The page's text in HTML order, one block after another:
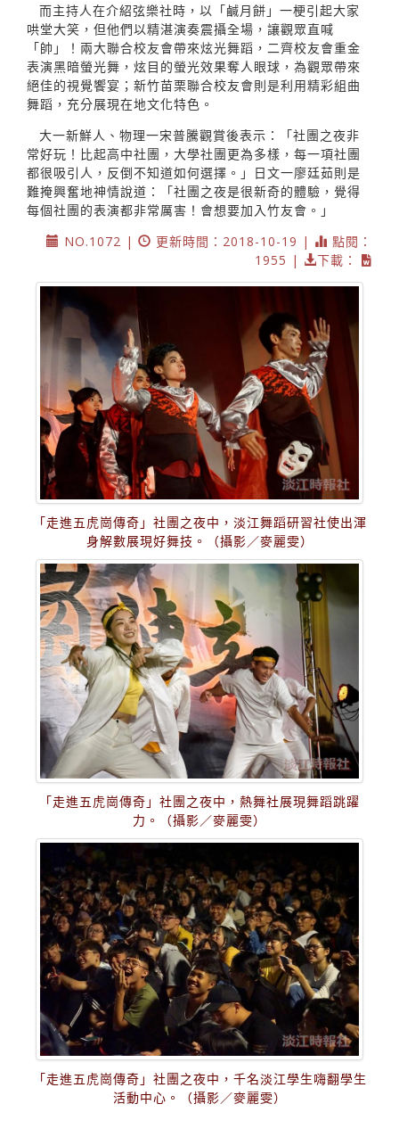
而主持人在介紹弦樂社時，以「鹹月餅」一梗引起大家
哄堂大笑，但他們以精湛演奏震攝全場，讓觀眾直喊
「帥」！兩大聯合校友會帶來炫光舞蹈，二齊校友會重金
表演黑暗螢光舞，炫目的螢光效果奪人眼球，為觀眾帶來
絕佳的視覺饗宴；新竹苗栗聯合校友會則是利用精彩組曲
舞蹈，充分展現在地文化特色。
大一新鮮人、物理一宋普騰觀賞後表示：「社團之夜非
常好玩！比起高中社團，大學社團更為多樣，每一項社團
都很吸引人，反倒不知道如何選擇。」日文一廖廷茹則是
難掩興奮地神情說道：「社團之夜是很新奇的體驗，覺得
每個社團的表演都非常厲害！會想要加入竹友會。」
NO.1072 |
更新時間：2018-10-19 |
點閱：
1955 |
下載：
「走進五虎崗傳奇」社團之夜中，淡江舞蹈研習社使出渾
身解數展現好舞技。（攝影／麥麗雯）
「走進五虎崗傳奇」社團之夜中，熱舞社展現舞蹈跳躍
力。（攝影／麥麗雯）
「走進五虎崗傳奇」社團之夜中，千名淡江學生嗨翻學生
活動中心。（攝影／麥麗雯）